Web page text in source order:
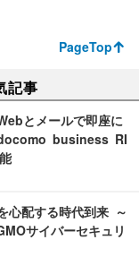
PageTop
記事
とメールで即座に
docomo business RI
心配する時代到来 ～
サイバーセキュリ